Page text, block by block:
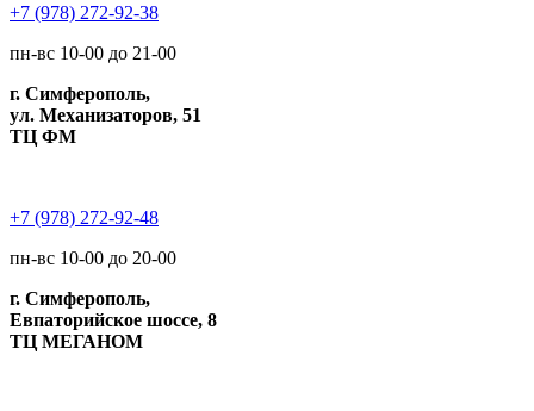
+7 (978) 272-92-38
пн-вс 10-00 до 21-00
г. Симферополь,
ул. Механизаторов, 51
ТЦ ФМ
+7 (978) 272-92-48
пн-вс 10-00 до 20-00
г. Симферополь,
Евпаторийское шоссе, 8
ТЦ МЕГАНОМ